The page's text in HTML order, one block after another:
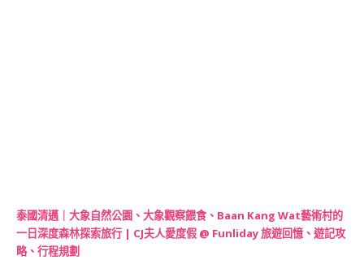
泰國清邁｜大象自然公園、大象觀察餵食、Baan Kang Wat藝術村的
一日深度森林探索旅行 | CJ夫人愛度假 @ Funliday 旅遊回憶、遊記攻
略、行程規劃